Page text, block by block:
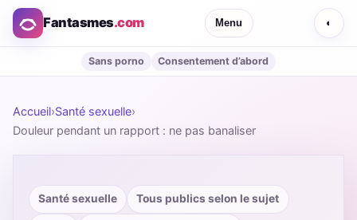
Fantasmes.com Menu ◐
Sans porno Consentement d’abord
Accueil›Santé sexuelle›
Douleur pendant un rapport : ne pas banaliser
Santé sexuelle Tous publics selon le sujet